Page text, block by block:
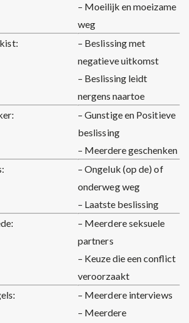
– Moeilijk en moeizame
weg
– Beslissing met
negatieve uitkomst
– Beslissing leidt
nergens naartoe
– Gunstige en Positieve
beslissing
– Meerdere geschenken
– Ongeluk (op de) of
onderweg weg
– Laatste beslissing
– Meerdere seksuele
partners
– Keuze die een conflict
veroorzaakt
– Meerdere interviews
– Meerdere